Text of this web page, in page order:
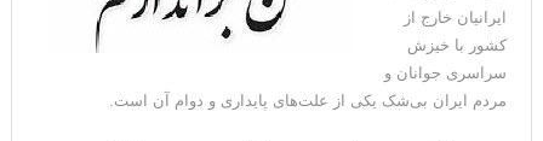
ایرانیان خارج از
کشور با خیزش
سراسری جوانان و
مردم ایران بی‌شک یکی از علت‌های پایداری و دوام آن است.